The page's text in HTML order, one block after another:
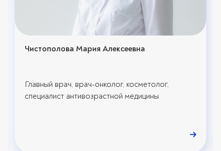
Чистополова Мария Алексеевна
Главный врач, врач-онколог, косметолог,
специалист антивозрастной медицины